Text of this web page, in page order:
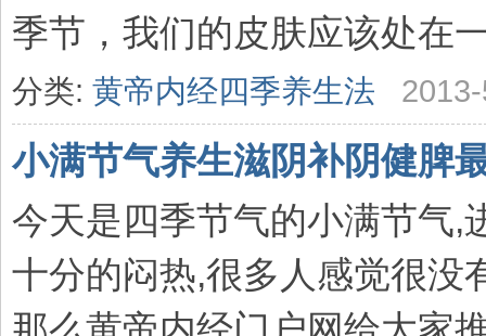
季节，我们的皮肤应该处在
分类: 黄帝内经四季养生法
小满节气养生滋阴补阴健脾
今天是四季节气的小满节气,
十分的闷热,很多人感觉很没